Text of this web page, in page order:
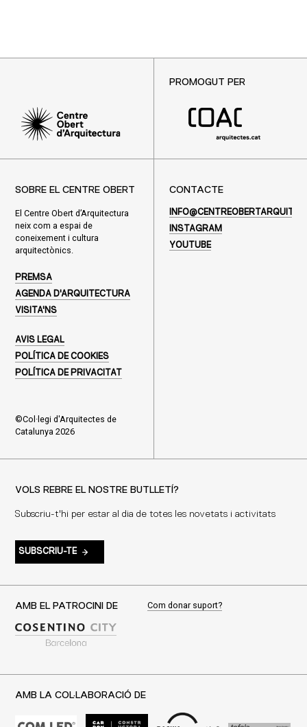
PROMOGUT PER
SOBRE EL CENTRE OBERT
El Centre Obert d’Arquitectura
neix com a espai de
coneixement i cultura
arquitectònics.
PREMSA
AGENDA D'ARQUITECTURA
VISITA'NS
AVIS LEGAL
POLÍTICA DE COOKIES
POLÍTICA DE PRIVACITAT
©Col·legi d'Arquitectes de
Catalunya 2026
CONTACTE
INSTAGRAM
YOUTUBE
VOLS REBRE EL NOSTRE BUTLLETÍ?
Subscriu-t'hi per estar al dia de totes les novetats i activitats
SUBSCRIU-TE
AMB EL PATROCINI DE Com donar suport?
AMB LA COL·LABORACIÓ DE